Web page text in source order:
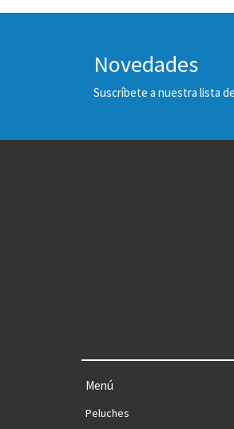
Novedades
Suscríbete a nuestra lista
Menú
Peluches